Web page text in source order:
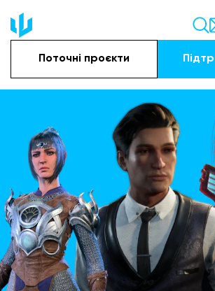
Поточні проєкти